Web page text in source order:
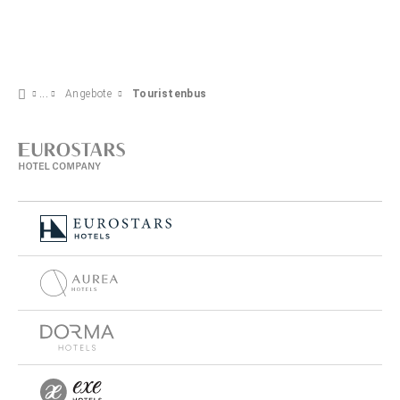
Angebote Touristenbus